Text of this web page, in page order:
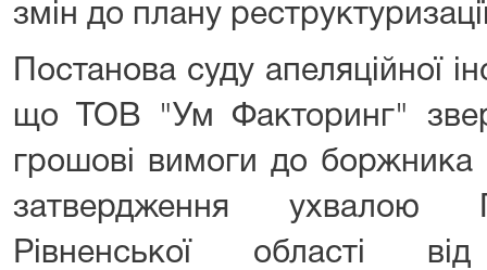
змін до плану
Постанова суду апеляційної
що ТОВ "Ум Факторинг"
грошові вимоги до боржника
затвердження ухвалою
Рівненської області